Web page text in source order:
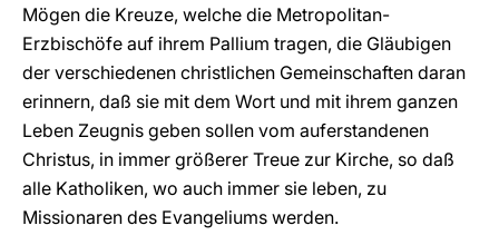
Mögen die Kreuze, welche die Metropolitan-
Erzbischöfe auf ihrem Pallium tragen, die Gläubigen
der verschiedenen christlichen Gemeinschaften daran
erinnern, daß sie mit dem Wort und mit ihrem ganzen
Leben Zeugnis geben sollen vom auferstandenen
Christus, in immer größerer Treue zur Kirche, so daß
alle Katholiken, wo auch immer sie leben, zu
Missionaren des Evangeliums werden.